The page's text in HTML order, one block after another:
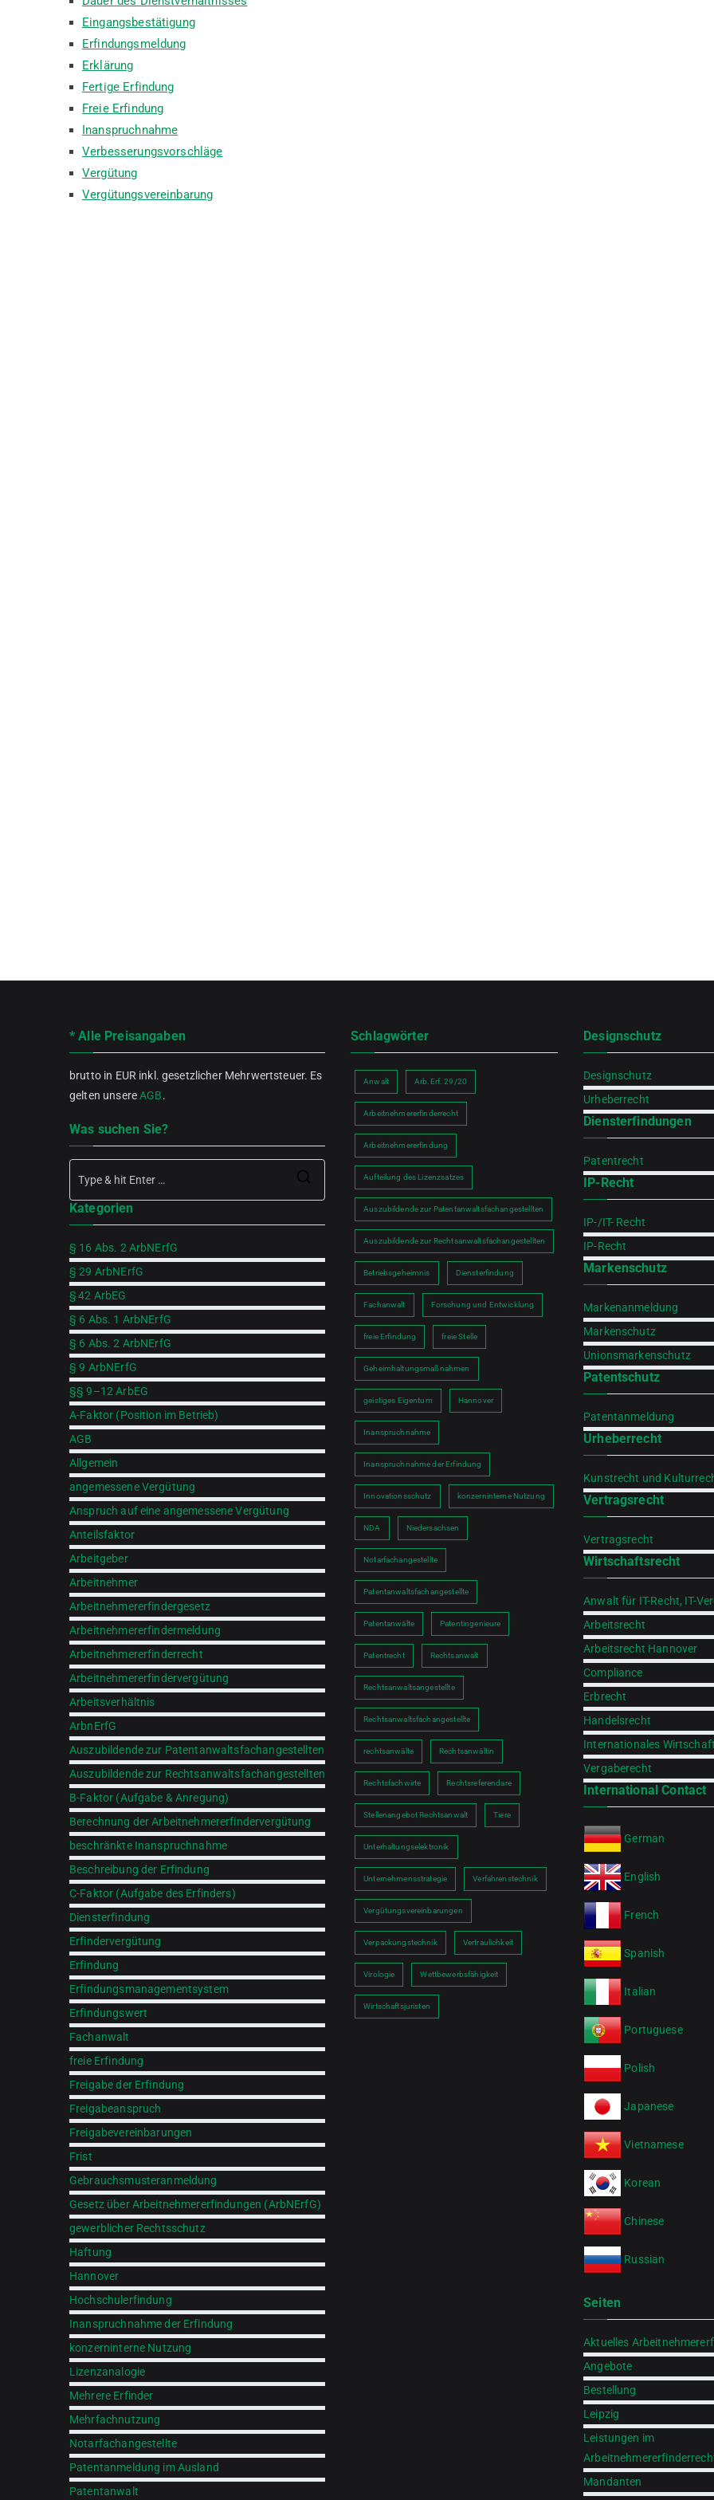
Eingangsbestätigung
Erfindungsmeldung
Erklärung
Fertige Erfindung
Freie Erfindung
Inanspruchnahme
Verbesserungsvorschläge
Vergütung
Vergütungsvereinbarung
* Alle Preisangaben
brutto in EUR inkl. gesetzlicher Mehrwertsteuer. Es
gelten unsereAGB.
Was suchen Sie?
Search
Kategorien
§ 16 Abs. 2 ArbNErfG
§ 29 ArbNErfG
§ 42 ArbEG
§ 6 Abs. 1 ArbNErfG
§ 6 Abs. 2 ArbNErfG
§ 9 ArbNErfG
§§ 9–12 ArbEG
A-Faktor (Position im Betrieb)
AGB
Allgemein
angemessene Vergütung
Anspruch auf eine angemessene Vergütung
Anteilsfaktor
Arbeitgeber
Arbeitnehmer
Arbeitnehmererfindergesetz
Arbeitnehmererfindermeldung
Arbeitnehmererfinderrecht
Arbeitnehmererfindervergütung
Arbeitsverhältnis
ArbnErfG
Auszubildende zur Patentanwaltsfachangestellten
Auszubildende zur Rechtsanwaltsfachangestellten
B-Faktor (Aufgabe & Anregung)
Berechnung der Arbeitnehmererfindervergütung
beschränkte Inanspruchnahme
Beschreibung der Erfindung
C-Faktor (Aufgabe des Erfinders)
Diensterfindung
Erfindervergütung
Erfindung
Erfindungsmanagementsystem
Erfindungswert
Fachanwalt
freie Erfindung
Freigabe der Erfindung
Freigabeanspruch
Freigabevereinbarungen
Frist
Gebrauchsmusteranmeldung
Gesetz über Arbeitnehmererfindungen (ArbNErfG)
gewerblicher Rechtsschutz
Haftung
Hannover
Hochschulerfindung
Inanspruchnahme der Erfindung
konzerninterne Nutzung
Lizenzanalogie
Mehrere Erfinder
Mehrfachnutzung
Notarfachangestellte
Patentanmeldung im Ausland
Patentanwalt
Schlagwörter
Anwalt Arb.Erf. 29/20
Arbeitnehmererfinderrecht
Arbeitnehmererfindung
Aufteilung des Lizenzsatzes
Auszubildende zur Patentanwaltsfachangestellten
Auszubildende zur Rechtsanwaltsfachangestellten
Betriebsgeheimnis Diensterfindung
Fachanwalt Forschung und Entwicklung
freie Erfindung freie Stelle
Geheimhaltungsmaßnahmen
geistiges Eigentum Hannover
Inanspruchnahme
Inanspruchnahme der Erfindung
Innovationsschutz konzerninterne Nutzung
NDA Niedersachsen
Notarfachangestellte
Patentanwaltsfachangestellte
Patentanwälte Patentingenieure
Patentrecht Rechtsanwalt
Rechtsanwaltsangestellte
Rechtsanwaltsfachangestellte
rechtsanwälte Rechtsanwältin
Rechtsfachwirte Rechtsreferendare
Stellenangebot Rechtsanwalt Tiere
Unterhaltungselektronik
Unternehmensstrategie Verfahrenstechnik
Vergütungsvereinbarungen
Verpackungstechnik Vertraulichkeit
Virologie Wettbewerbsfähigkeit
Wirtschaftsjuristen
Designschutz
Designschutz
Urheberrecht
Diensterfindungen
Patentrecht
IP-Recht
IP-/IT- Recht
IP-Recht
Markenschutz
Markenanmeldung
Markenschutz
Unionsmarkenschutz
Patentschutz
Patentanmeldung
Urheberrecht
Kunstrecht und
Vertragsrecht
Vertragsrecht
Wirtschaftsrecht
Anwalt für IT-Recht, IT-
Arbeitsrecht
Arbeitsrecht Hannover
Compliance
Erbrecht
Handelsrecht
Internationales
Vergaberecht
International Contact
German
English
French
Spanish
Italian
Portuguese
Polish
Japanese
Vietnamese
Korean
Chinese
Russian
Seiten
Aktuelles
Angebote
Bestellung
Leipzig
Leistungen im
Mandanten